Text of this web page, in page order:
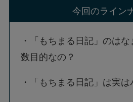
今回のライン
・「もちまる日記」のは
数目的なの？
・「もちまる日記」は実は